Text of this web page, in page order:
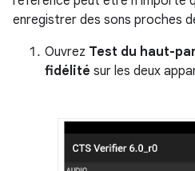
enregistrer des sons proches
Ouvrez Test du haut-
fidélité sur les deux